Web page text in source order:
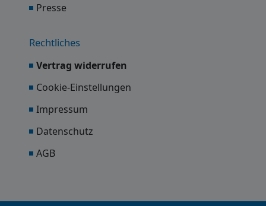
Presse
Rechtliches
Vertrag widerrufen
Cookie-Einstellungen
Impressum
Datenschutz
AGB